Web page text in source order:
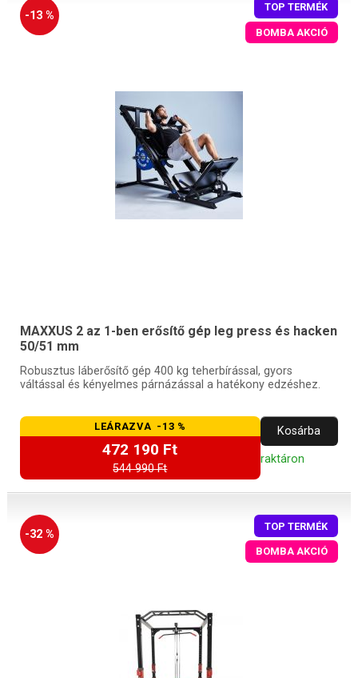
-13 %
TOP TERMÉK
BOMBA AKCIÓ
MAXXUS 2 az 1-ben erősítő gép leg press és hacken
50/51 mm
Robusztus láberősítő gép 400 kg teherbírással, gyors
váltással és kényelmes párnázással a hatékony edzéshez.
LEÁRAZVA -13 %
472 190 Ft
544 990 Ft
Kosárba
raktáron
-32 %
TOP TERMÉK
BOMBA AKCIÓ